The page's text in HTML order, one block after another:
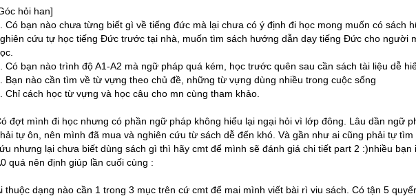
hỏi han]
Có bạn nào chưa từng biết gì về tiếng đức mà lại chưa có ý định đi học mong muốn có sách
cứu tự học tiếng Đức trước tại nhà, muốn tìm sách hướng dẫn dạy tiếng Đức cho người
Có bạn nào trình độ A1-A2 mà ngữ pháp quá kém, học trước quên sau cần sách tài liệu dễ
Bạn nào cần tìm về từ vựng theo chủ đề, những từ vựng dùng nhiều trong cuộc sống
Chỉ cách học từ vựng và học câu cho mn cùng tham khảo.
đợt mình đi học nhưng có phần ngữ pháp không hiểu lại ngại hỏi vì lớp đông. Lâu dần ngữ
tự ôn, nên mình đã mua và nghiên cứu từ sách dễ đến khó. Và gần như ai cũng phải tự tìm
nhưng lại chưa biết dùng sách gì thì hãy cmt để mình sẽ đánh giá chi tiết part 2 :)nhiều bạn
quá nên định giúp lần cuối cùng :
thuộc dạng nào cần 1 trong 3 mục trên cứ cmt để mai mình viết bài rì viu sách. Có tận 5